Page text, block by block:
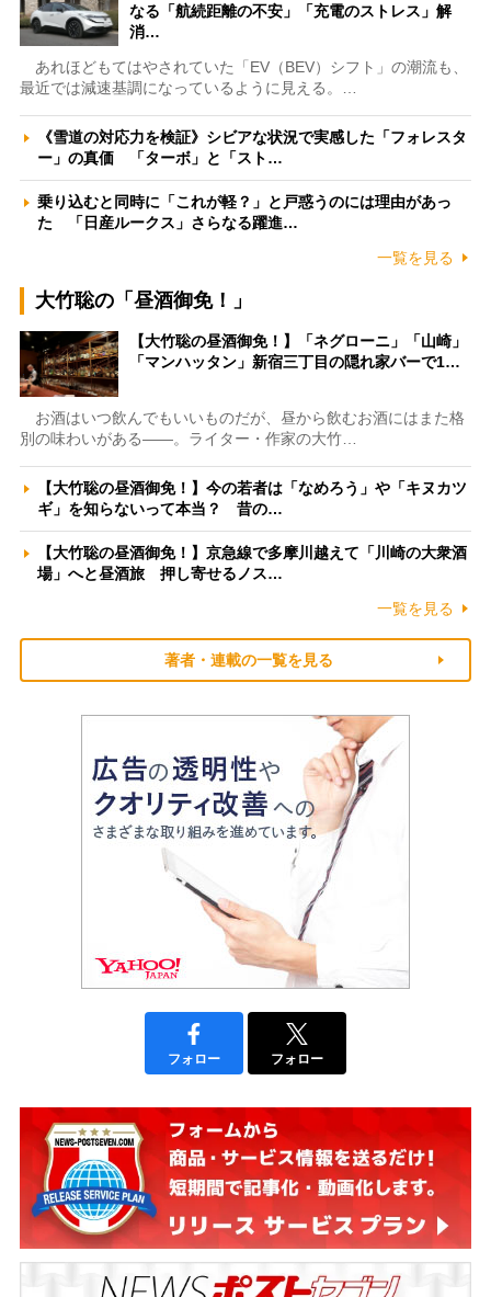
なる「航続距離の不安」「充電のストレス」解
消…
あれほどもてはやされていた「EV（BEV）シフト」の潮流も、
最近では減速基調になっているように見える。…
《雪道の対応力を検証》シビアな状況で実感した「フォレスタ
ー」の真価 「ターボ」と「スト…
乗り込むと同時に「これが軽？」と戸惑うのには理由があっ
た 「日産ルークス」さらなる躍進…
一覧を見る
大竹聡の「昼酒御免！」
【大竹聡の昼酒御免！】「ネグローニ」「山崎」
「マンハッタン」新宿三丁目の隠れ家バーで1…
お酒はいつ飲んでもいいものだが、昼から飲むお酒にはまた格
別の味わいがある――。ライター・作家の大竹…
【大竹聡の昼酒御免！】今の若者は「なめろう」や「キヌカツ
ギ」を知らないって本当？ 昔の…
【大竹聡の昼酒御免！】京急線で多摩川越えて「川崎の大衆酒
場」へと昼酒旅 押し寄せるノス…
一覧を見る
著者・連載の一覧を見る
フォロー フォロー